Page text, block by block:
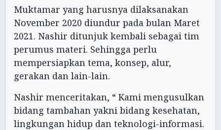
Muktamar yang harusnya dilaksanakan
November 2020 diundur pada bulan Maret
2021. Nashir ditunjuk kembali sebagai tim
perumus materi. Sehingga perlu
mempersiapkan tema, konsep, alur,
gerakan dan lain-lain.
Nashir menceritakan, “ Kami mengusulkan
bidang tambahan yakni bidang kesehatan,
lingkungan hidup dan teknologi-informasi.